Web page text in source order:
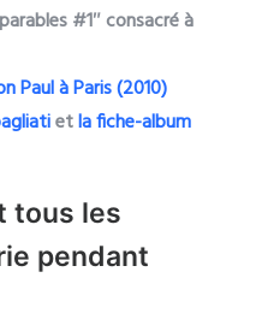
#1″ consacré à
Paul à Paris (2010)
etla fiche-album
tous les
pendant